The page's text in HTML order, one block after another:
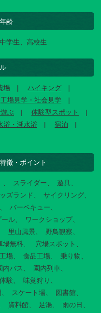
齢
学生、高校生
場
ハイキング
工場見学・社会見学
ぶ
体験型スポット
浴・湖水浴
宿泊
徴・ポイント
スライダー
遊具
ズランド
サイクリング
バーベキュー
ール
ワークショップ
里山風景
野鳥観察
場無料
穴場スポット
場 食品工場
乗り物
内バス
園内列車
験
味覚狩り
スケート場
図書館
資料館 足湯 雨の日